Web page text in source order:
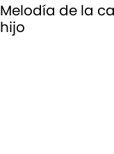
Melodía de la
hijo